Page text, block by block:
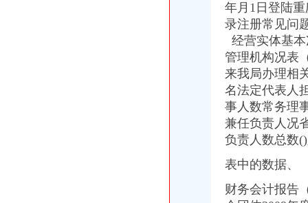
重庆子钦财务咨询有限公司|重庆子钦财务咨询有限公司网站
重庆公司注册营业执照办理快速出证地址挂靠【今日推荐网-重庆工商/
重庆三峡水利电力(集团)股份有限公司公告(系列)|公司|股东大会|
重庆子钦财务咨询有限公司|重庆子钦财务咨询有限公司网站
重庆工商代办_重庆代理记账_重庆公司注册-重庆橙柚青工商咨询有限
永川天意面厂等28家企业食品生产许可证被注销_中国质量新闻网
重庆代办验资,重庆代办验资公司--选择重庆浩业工商不后悔
渝中区大坪威讯通讯器材经营部__信用档案_信用报告_信用怎么
年月1日登陆
录注册常见问
经营实体基
管理机构况表
来我局办理相
名法定代表人
事人数常务理
兼任负责人况
负责人数总数
表中的数据、
财务会计报告